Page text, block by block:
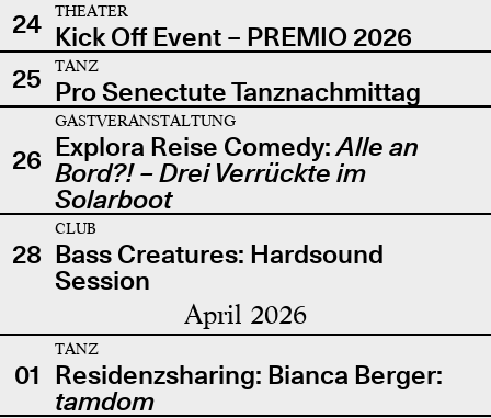
24
THEATER
Kick Off Event – PREMIO 2026
25
TANZ
Pro Senectute Tanznachmittag
26
GASTVERANSTALTUNG
Explora Reise Comedy:Alle an
Bord?! – Drei Verrückte im
Solarboot
28
CLUB
Bass Creatures: Hardsound
Session
April 2026
01
TANZ
Residenzsharing: Bianca Berger:
tamdom